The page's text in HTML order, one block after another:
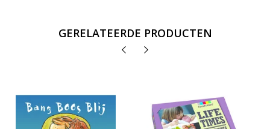
GERELATEERDE PRODUCTEN